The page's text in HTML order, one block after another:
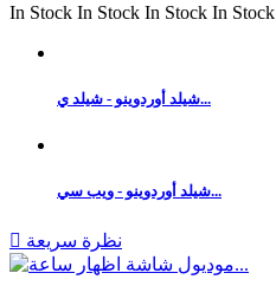
In Stock In Stock In Stock In Stock
شيلد أوردوينو - شيلد ي...
شيلد أوردوينو - ويب سي...
 نظرة سريعة